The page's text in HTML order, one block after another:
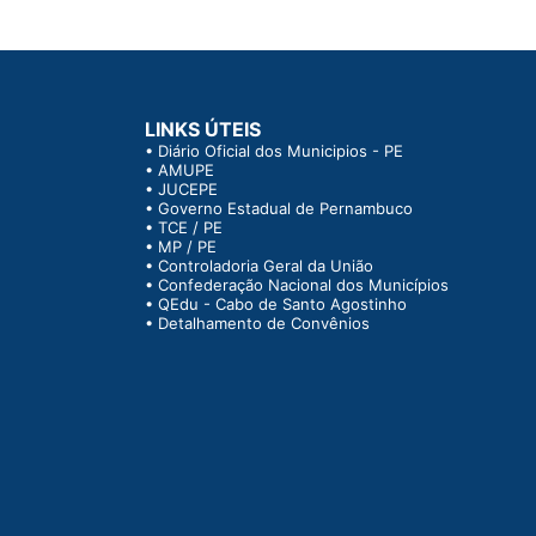
LINKS ÚTEIS
• Diário Oficial dos Municipios - PE
• AMUPE
• JUCEPE
• Governo Estadual de Pernambuco
• TCE / PE
• MP / PE
• Controladoria Geral da União
• Confederação Nacional dos Municípios
• QEdu - Cabo de Santo Agostinho
• Detalhamento de Convênios